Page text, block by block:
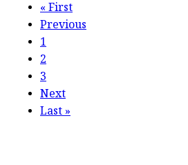
«First
Previous
1
2
3
Next
Last»